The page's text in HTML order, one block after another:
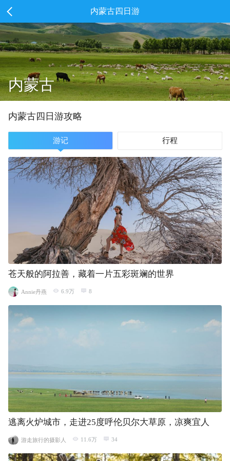
内蒙古四日游
内蒙古
内蒙古四 日游攻略
游记 行程
苍天般的阿拉善，藏着一片五彩斑斓的世界
Annie丹燕 6.9万 8
逃离火炉城市，走进25度呼伦贝尔大草原，凉爽宜人
游走旅行的摄影人 11.6万 34